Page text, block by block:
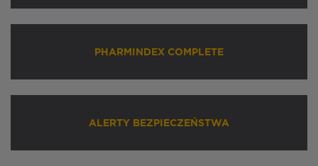
PHARMINDEX COMPLETE
ALERTY BEZPIECZEŃSTWA